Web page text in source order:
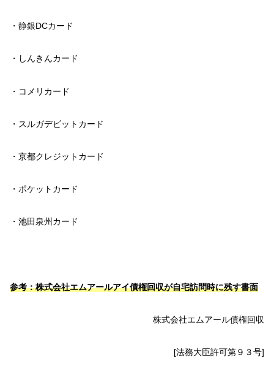
・静銀DCカード
・しんきんカード
・コメリカード
・スルガデビットカード
・京都クレジットカード
・ポケットカード
・池田泉州カード
参考：株式会社エムアールアイ債権回収が自宅訪問時に残す書面
株式会社エムアール債権回収
[法務大臣許可第９３号]